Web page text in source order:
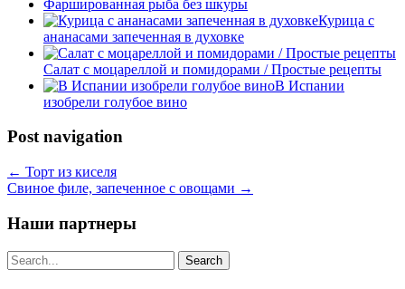
Фаршированная рыба без шкуры
Курица с
ананасами запеченная в духовке
Салат с моцареллой и помидорами / Простые рецепты
В Испании
изобрели голубое вино
Post navigation
← Торт из киселя
Свиное филе, запеченное с овощами →
Наши партнеры